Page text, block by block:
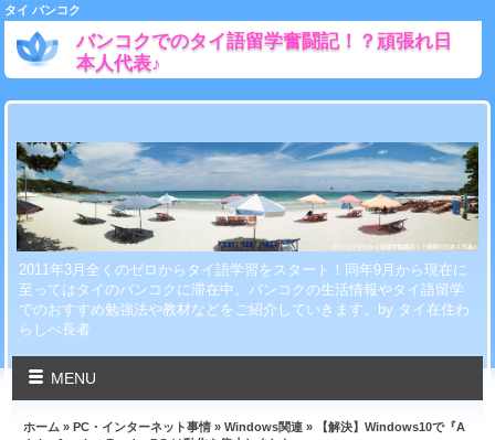
タイ バンコク
バンコクでのタイ語留学奮闘記！？頑張れ日
本人代表♪
2011年3月全くのゼロからタイ語学習をスタート！同年9月から現在に
至ってはタイのバンコクに滞在中。バンコクの生活情報やタイ語留学
でのおすすめ勉強法や教材などをご紹介していきます。by タイ在住わ
らしべ長者
MENU
ホーム » PC・インターネット事情 »Windows関連 » 【解決】Windows10で『A